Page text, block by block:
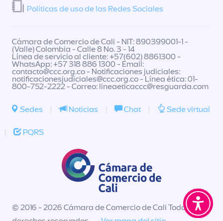
Políticas de uso de las Redes Sociales
Cámara de Comercio de Cali - NIT: 890399001-1 -
(Valle) Colombia - Calle 8 No. 3 - 14
Línea de servicio al cliente: +57(602) 8861300 -
WhatsApp: +57 318 886 1300 - Email:
contacto@ccc.org.co- Notificaciones judiciales:
notificacionesjudiciales@ccc.org.co- Línea ética: 01-
800-752-2222 - Correo: lineaeticaccc@resguarda.com
Sedes | Noticias | Chat | Sede virtual
| PQRS
© 2016 - 2026 Cámara de Comercio de Cali Todos los